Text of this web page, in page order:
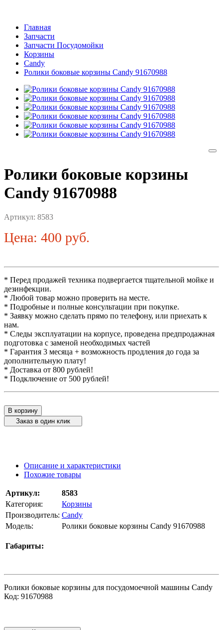
Главная
Запчасти
Запчасти Посудомойки
Корзины
Candy
Ролики боковые корзины Candy 91670988
Ролики боковые корзины
Candy 91670988
Артикул: 8583
Цена: 400 руб.
* Перед продажей техника подвергается тщательной мойке и
дезинфекции.
* Любой товар можно проверить на месте.
* Подробные и полные консультации при покупке.
* Заявку можно сделать прямо по телефону, или приехать к
нам.
* Следы эксплуатации на корпусе, проведена предпродажная
подготовка с заменой необходимых частей
* Гарантия 3 месяца + возможность продления до года за
дополнительную плату!
* Доставка от 800 рублей!
* Подключение от 500 рублей!
В корзину
Заказ в один клик
Описание и характеристики
Похожие товары
Артикул:
8583
Категория:
Корзины
Производитель: Candy
Модель:
Ролики боковые корзины Candy 91670988
Габариты:
Ролики боковые корзины для посудомоечной машины Candy
Код: 91670988